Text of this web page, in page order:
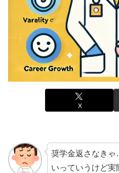
X
奨学金返さなき
いっていうけど実